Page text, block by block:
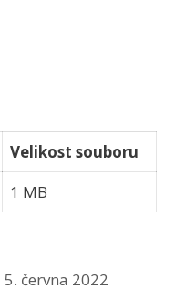
Velikost souboru
1 MB
června 2022